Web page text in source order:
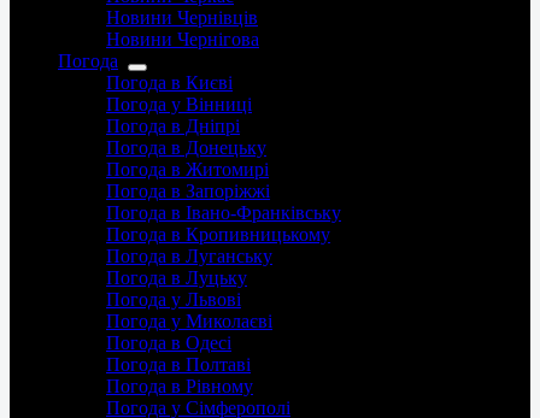
Новини Чернівців
Новини Чернігова
Погода
Погода в Києві
Погода у Вінниці
Погода в Дніпрі
Погода в Донецьку
Погода в Житомирі
Погода в Запоріжжі
Погода в Івано-Франківську
Погода в Кропивницькому
Погода в Луганську
Погода в Луцьку
Погода у Львові
Погода у Миколаєві
Погода в Одесі
Погода в Полтаві
Погода в Рівному
Погода у Сімферополі